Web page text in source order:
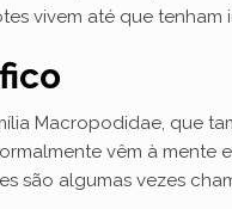
vivem até que tenham
Macropodidae, que
vêm à
são algumas vezes